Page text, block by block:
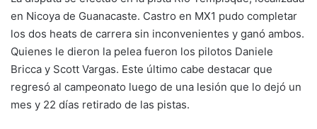
en Nicoya de Guanacaste. Castro en MX1 pudo completar
los dos heats de carrera sin inconvenientes y ganó ambos.
Quienes le dieron la pelea fueron los pilotos Daniele
Bricca y Scott Vargas. Este último cabe destacar que
regresó al campeonato luego de una lesión que lo dejó un
mes y 22 días retirado de las pistas.